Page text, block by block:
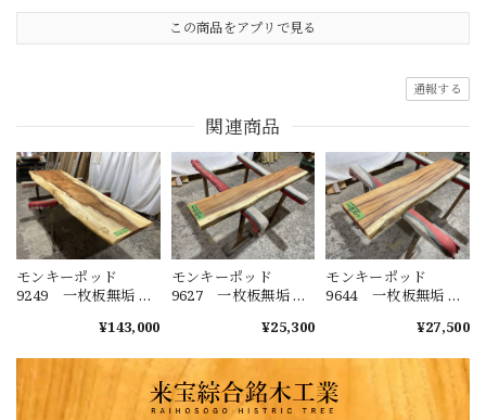
この商品をアプリで見る
通報する
関連商品
モンキーポッド
9249 一枚板無垢 乾
ｘ43mm 天板のみ
ーテーブル ダイニ
¥143,000
モンキーポッド
9627 一枚板無垢 乾
ｘ40mm カウンタ
ル ダイニングテー
ブル
¥25,300
モンキーポッド
9644 一枚板無垢 乾
ｘ50mm カウンタ
ブル
¥27,500